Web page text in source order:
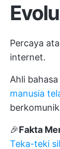
Percaya
internet.
Ahli
manusia
🎉Fakta
Teka-teki